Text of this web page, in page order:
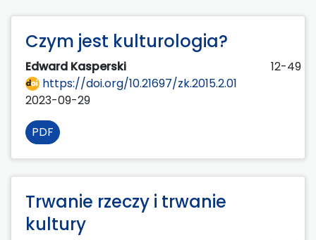
Czym jest kulturologia?
Edward Kasperski
12-49
https://doi.org/10.21697/zk.2015.2.01
2023-09-29
PDF
Trwanie rzeczy i trwanie
kultury